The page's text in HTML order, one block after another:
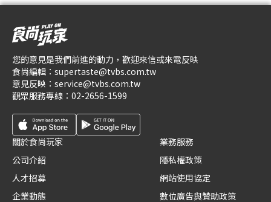
您的意見是我們前進的動力，歡迎來信或來電反映
食尚編輯： supertaste@tvbs.com.tw
意見反映： service@tvbs.com.tw
觀眾服務專線： 02-2656-1599
關於食尚玩家
公司介紹
人才招募
企業動態
業務服務
隱私權政策
網站使用協定
數位廣告與贊助政策